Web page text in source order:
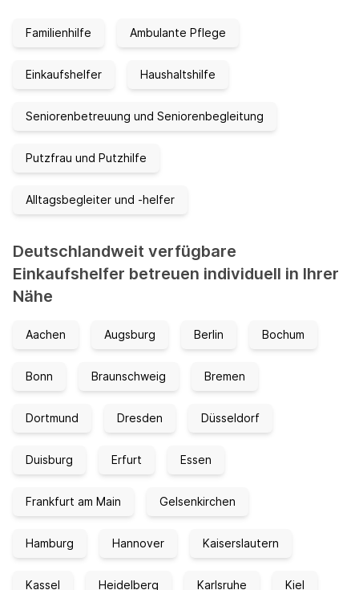
Familienhilfe Ambulante Pflege
Einkaufshelfer Haushaltshilfe
Seniorenbetreuung und Seniorenbegleitung
Putzfrau und Putzhilfe
Alltagsbegleiter und -helfer
Deutschlandweit verfügbare
Einkaufshelfer betreuen individuell in Ihrer
Nähe
Aachen Augsburg Berlin Bochum
Bonn Braunschweig Bremen
Dortmund Dresden Düsseldorf
Duisburg Erfurt Essen
Frankfurt am Main Gelsenkirchen
Hamburg Hannover Kaiserslautern
Kassel Heidelberg Karlsruhe Kiel